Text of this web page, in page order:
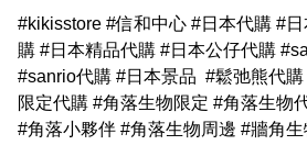
#kikisstore #信和中心 #日本代購 #
購 #日本精品代購 #日本公仔代購
#sanrio代購 #日本景品 #鬆弛熊代
限定代購 #角落生物限定 #角落生物
#角落小夥伴 #角落生物周邊 #牆角